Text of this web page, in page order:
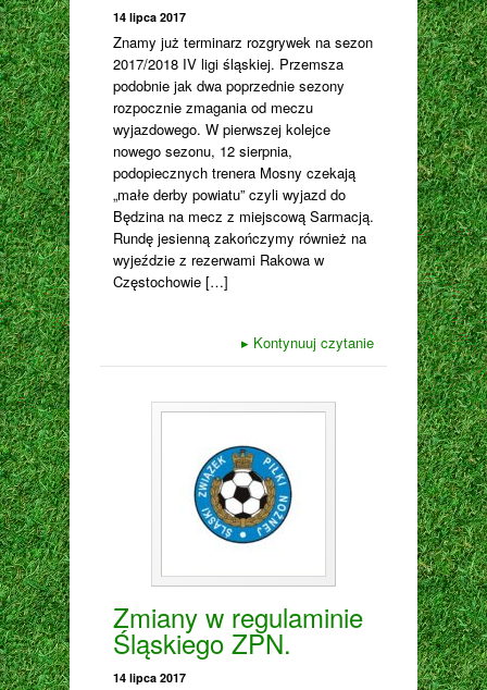
14 lipca 2017
Znamy już terminarz rozgrywek na sezon
2017/2018 IV ligi śląskiej. Przemsza
podobnie jak dwa poprzednie sezony
rozpocznie zmagania od meczu
wyjazdowego. W pierwszej kolejce
nowego sezonu, 12 sierpnia,
podopiecznych trenera Mosny czekają
„małe derby powiatu” czyli wyjazd do
Będzina na mecz z miejscową Sarmacją.
Rundę jesienną zakończymy również na
wyjeździe z rezerwami Rakowa w
Częstochowie […]
▸ Kontynuuj czytanie
Zmiany w regulaminie
Śląskiego ZPN.
14 lipca 2017